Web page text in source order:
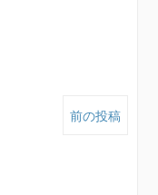
前の投稿